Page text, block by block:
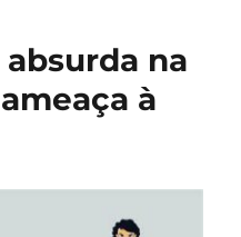
na
à